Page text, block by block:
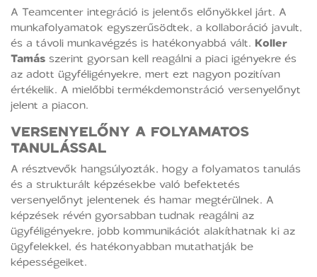
A Teamcenter integráció is jelentős előnyökkel járt. A
munkafolyamatok egyszerűsödtek, a kollaboráció javult,
és a távoli munkavégzés is hatékonyabbá vált. Koller
Tamásszerint gyorsan kell reagálni a piaci igényekre és
az adott ügyféligényekre, mert ezt nagyon pozitívan
értékelik. A mielőbbi termékdemonstráció versenyelőnyt
jelent a piacon.
VERSENYELŐNY A FOLYAMATOS
TANULÁSSAL
A résztvevők hangsúlyozták, hogy a folyamatos tanulás
és a strukturált képzésekbe való befektetés
versenyelőnyt jelentenek és hamar megtérülnek. A
képzések révén gyorsabban tudnak reagálni az
ügyféligényekre, jobb kommunikációt alakíthatnak ki az
ügyfelekkel, és hatékonyabban mutathatják be
képességeiket.